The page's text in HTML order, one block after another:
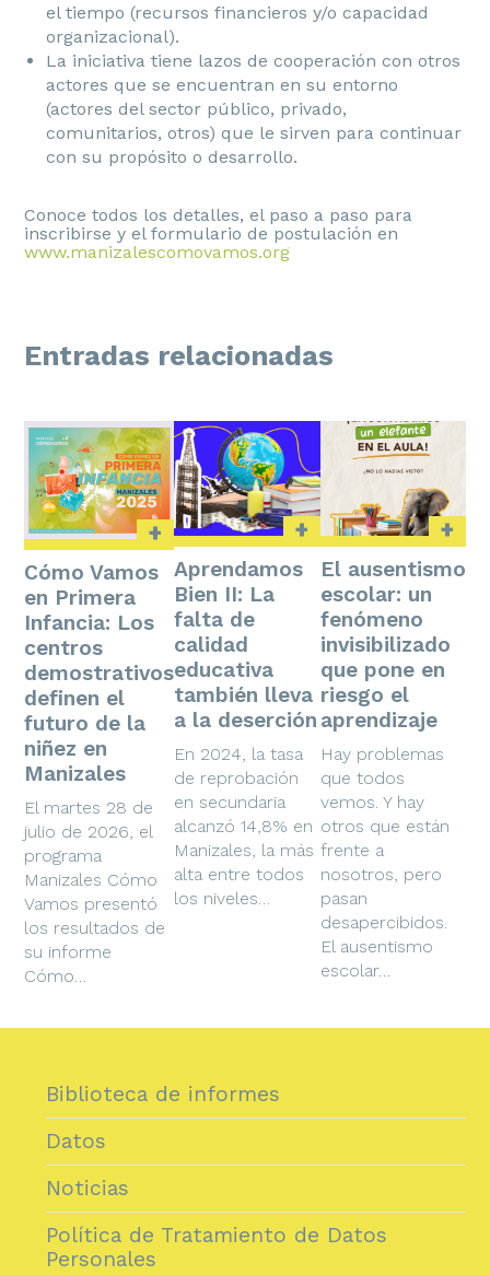
el tiempo (recursos financieros y/o capacidad
organizacional).
La iniciativa tiene lazos de cooperación con otros
actores que se encuentran en su entorno
(actores del sector público, privado,
comunitarios, otros) que le sirven para continuar
con su propósito o desarrollo.
Conoce todos los detalles, el paso a paso para
inscribirse y el formulario de postulación en
www.manizalescomovamos.org
Entradas relacionadas
+
Cómo Vamos
en Primera
Infancia: Los
centros
demostrativos
definen el
futuro de la
niñez en
Manizales
El martes 28 de
julio de 2026, el
programa
Manizales Cómo
Vamos presentó
los resultados de
su informe
Cómo…
+
Aprendamos
Bien II: La
falta de
calidad
educativa
también lleva
a la deserción
En 2024, la tasa
de reprobación
en secundaria
alcanzó 14,8% en
Manizales, la más
alta entre todos
los niveles…
+
El ausentismo
escolar: un
fenómeno
invisibilizado
que pone en
riesgo el
aprendizaje
Hay problemas
que todos
vemos. Y hay
otros que están
frente a
nosotros, pero
pasan
desapercibidos.
El ausentismo
escolar…
Biblioteca de informes
Datos
Noticias
Política de Tratamiento de Datos
Personales